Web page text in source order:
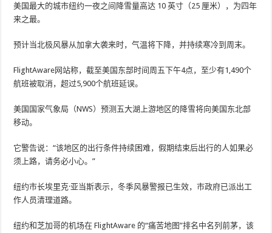
美国最大的城市纽约一夜之间降雪量高达 10 英寸（25 厘米），为四年
来之最。
预计当北极风暴从加拿大袭来时，气温将下降，并持续寒冷到周末。
FlightAware网站称，截至美国东部时间周五下午4点，至少有1,490个
航班被取消，超过5,900个航班延误。
美国国家气象局（NWS）预测五大湖上游地区的降雪将向美国东北部
移动。
它警告说：“该地区的出行条件持续困难，假期结束后出行的人如果必
须上路，请务必小心。”
纽约市长埃里克·亚当斯表示，冬季风暴警报已生效，市政府已派出工
作人员清理道路。
纽约和芝加哥的机场在 FlightAware 的“痛苦地图”排名中名列前茅，该